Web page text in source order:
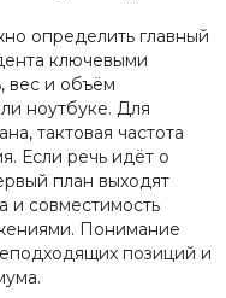
определить главный
ключевыми
вес и объём
ноутбуке. Для
тактовая частота
Если речь идёт о
план выходят
и совместимость
Понимание
позиций и